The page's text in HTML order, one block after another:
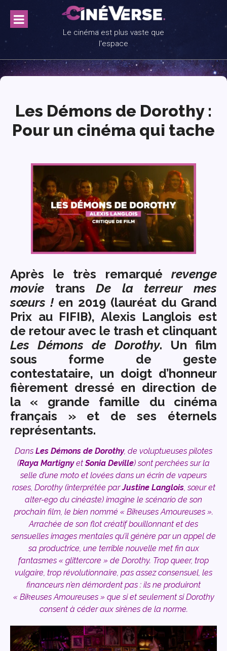
content
Le cinéma est plus vaste que
l'espace
Les Démons de Dorothy :
Pour un cinéma qui tache
Après le très remarqué revenge
movie transDe la terreur mes
sœurs ! en 2019 (lauréat du Grand
Prix au FIFIB), Alexis Langlois est
de retour avec le trash et clinquant
Les Démons de Dorothy. Un film
sous forme de geste
contestataire, un doigt d’honneur
fièrement dressé en direction de
la « grande famille du cinéma
français » et de ses éternels
représentants.
Dans Les Démons de Dorothy, de voluptueuses pilotes
(Raya MartignyetSonia Deville) sont perchées sur la
selle d’une moto et lovées dans un écrin de vapeurs
roses, Dorothy (interprétée parJustine Langlois, sœur et
alter-ego du cinéaste) imagine le scénario de son
prochain film, le bien nommé « Bikeuses Amoureuses ».
Arrachée de son flot créatif bouillonnant et des
sensuelles images mentales qu’il génère par un appel de
sa productrice, une terrible nouvelle met fin aux
fantasmes « glittercore » de Dorothy. Trop queer, trop
vulgaire, trop révolutionnaire, pas assez consensuel, les
financeurs n’en démordent pas : ils ne produiront
« Bikeuses Amoureuses » que si et seulement si Dorothy
consent à céder aux sirènes de la norme.